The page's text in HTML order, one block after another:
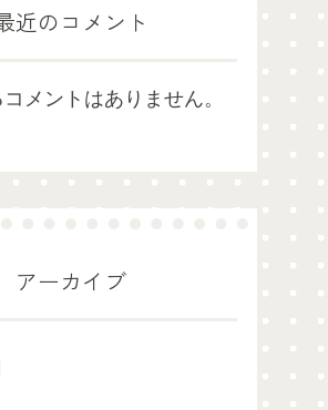
近のコメント
メントはありません。
アーカイブ